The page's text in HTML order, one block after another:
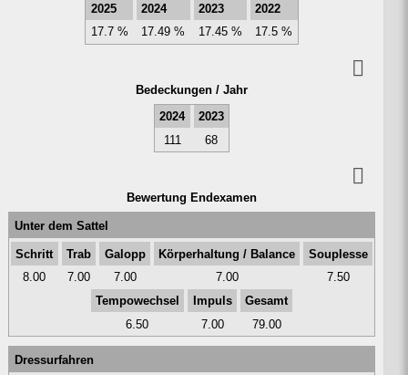
2025
17.7 %
2024
17.49 %
2023
17.45 %
2022
17.5 %
Bedeck­ungen / Jahr
2024
111
2023
68
Bewer­tung End­examen
Unter dem Sattel
Schritt
8.00
Trab
7.00
Galopp
7.00
Kör­perhal­tung / Balance
7.00
Sou­plesse
7.50
Tempo­wechsel
6.50
Impuls
7.00
Gesamt
79.00
Dressur­fahren